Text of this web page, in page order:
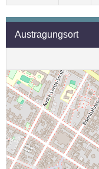
Austragungsort